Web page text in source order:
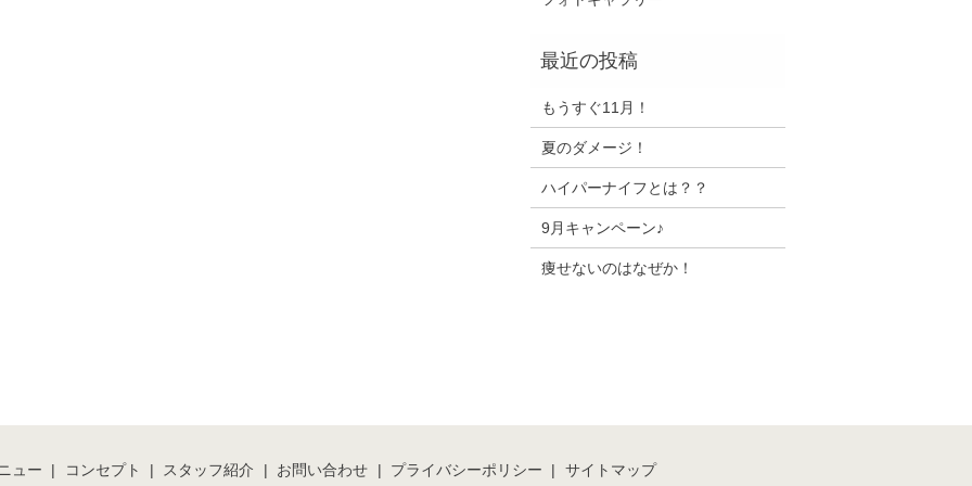
もうすぐ11月！
夏のダメージ！
ハイパーナイフとは？？
9月キャンペーン♪
痩せないのはなぜか！
ュー コンセプト スタッフ紹介 お問い合わせ プライバシーポリシー サイトマップ